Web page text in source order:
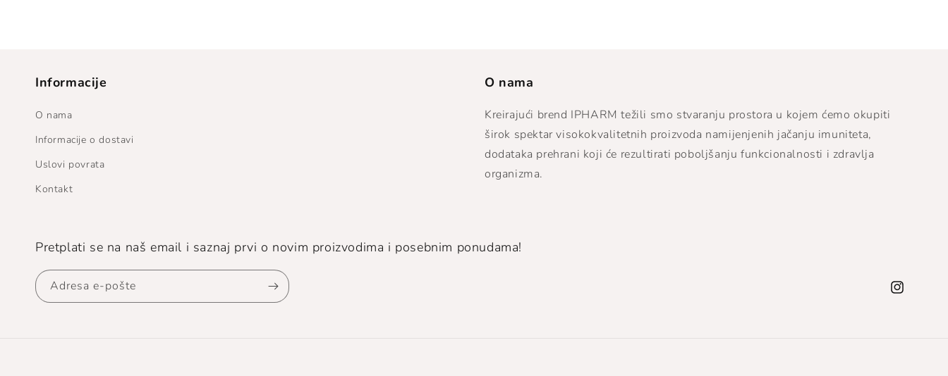
Informacije
O nama
Informacije o dostavi
Uslovi povrata
Kontakt
O nama
Kreirajući brend IPHARM težili smo stvaranju prostora u kojem ćemo okupiti
širok spektar visokokvalitetnih proizvoda namijenjenih jačanju imuniteta,
dodataka prehrani koji će rezultirati poboljšanju funkcionalnosti i zdravlja
organizma.
Pretplati se na naš email i saznaj prvi o novim proizvodima i posebnim ponudama!
Adresa e-pošte
Instagram